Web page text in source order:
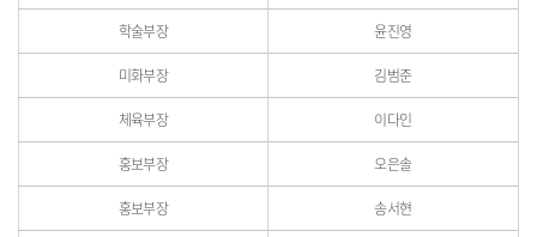
학술부장 윤진영
미화부장 김범준
체육부장 이다인
홍보부장 오은솔
홍보부장 송서현